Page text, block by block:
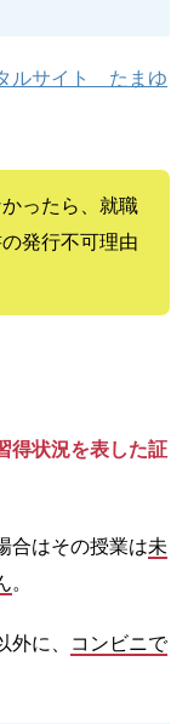
ルサイト たまゆ
ったら、就職
発行不可理由
得状況を表した証
合はその授業は未
。
に、
コンビニで